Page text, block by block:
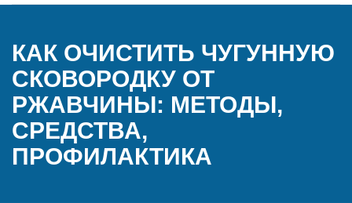
КАК ОЧИСТИТЬ ЧУГУННУЮ
СКОВОРОДКУ ОТ
РЖАВЧИНЫ: МЕТОДЫ,
СРЕДСТВА,
ПРОФИЛАКТИКА